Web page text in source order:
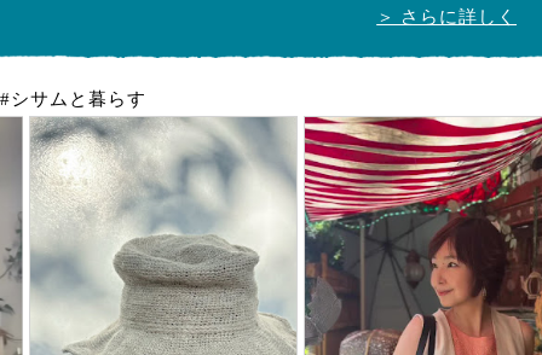
＞ さらに詳しく
#シサムと暮らす